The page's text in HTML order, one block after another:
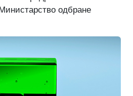
одбране